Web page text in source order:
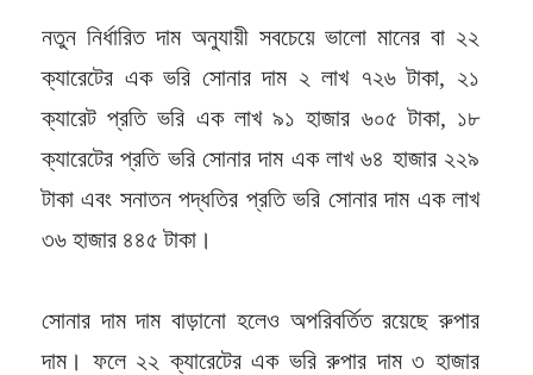
নতুন নির্ধারিত দাম অনুযায়ী সবচেয়ে ভালো মানের বা ২২
ক্যারেটের এক ভরি সোনার দাম ২ লাখ ৭২৬ টাকা, ২১
ক্যারেট প্রতি ভরি এক লাখ ৯১ হাজার ৬০৫ টাকা, ১৮
ক্যারেটের প্রতি ভরি সোনার দাম এক লাখ ৬৪ হাজার ২২৯
টাকা এবং সনাতন পদ্ধতির প্রতি ভরি সোনার দাম এক লাখ
৩৬ হাজার ৪৪৫ টাকা।
সোনার দাম দাম বাড়ানো হলেও অপরিবর্তিত রয়েছে রুপার
দাম। ফলে ২২ ক্যারেটের এক ভরি রুপার দাম ৩ হাজার